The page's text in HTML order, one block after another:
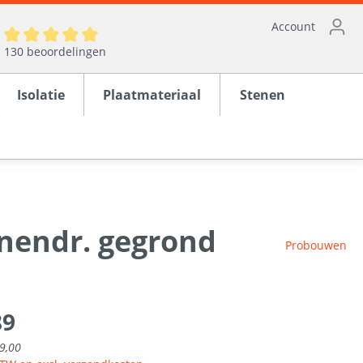
130 beoordelingen
Account
Isolatie Plaatmateriaal Stenen
gegrond Probouwen